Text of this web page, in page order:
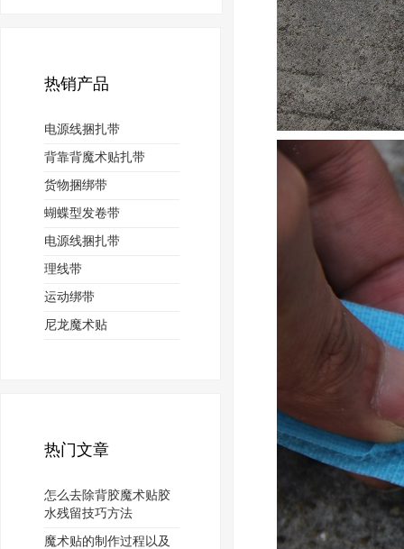
热销产品
电源线捆扎带
背靠背魔术贴扎带
货物捆绑带
蝴蝶型发卷带
电源线捆扎带
理线带
运动绑带
尼龙魔术贴
热门文章
怎么去除背胶魔术贴胶
水残留技巧方法
魔术贴的制作过程以及